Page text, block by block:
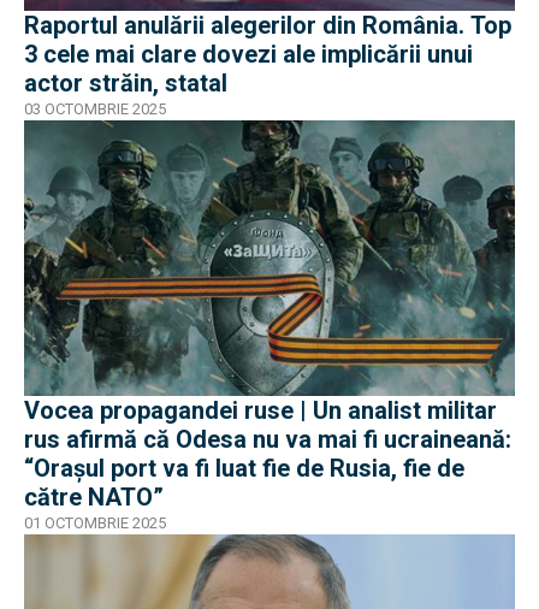
Raportul anulării alegerilor din România. Top
3 cele mai clare dovezi ale implicării unui
actor străin, statal
03 OCTOMBRIE 2025
Vocea propagandei ruse | Un analist militar
rus afirmă că Odesa nu va mai fi ucraineană:
“Orașul port va fi luat fie de Rusia, fie de
către NATO”
01 OCTOMBRIE 2025